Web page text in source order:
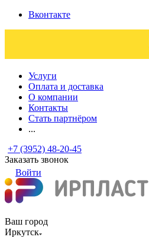
Вконтакте
Услуги
Оплата и доставка
О компании
Контакты
Стать партнёром
...
+7 (3952) 48-20-45
Заказать звонок
Войти
Ваш город
Иркутск